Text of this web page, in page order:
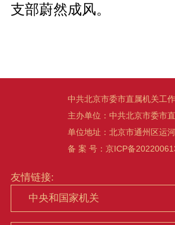
支部蔚然成风。
中共北京市委市直属机关工
主办单位：中共北京市委市
单位地址：北京市通州区运
备 案 号：京ICP备
友情链接: